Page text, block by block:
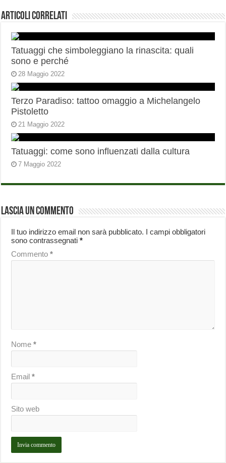
Articoli correlati
Tatuaggi che simboleggiano la rinascita: quali
sono e perché
28 Maggio 2022
Terzo Paradiso: tattoo omaggio a Michelangelo
Pistoletto
21 Maggio 2022
Tatuaggi: come sono influenzati dalla cultura
7 Maggio 2022
Lascia un commento
Il tuo indirizzo email non sarà pubblicato. I campi obbligatori
sono contrassegnati*
Commento*
Nome*
Email*
Sito web